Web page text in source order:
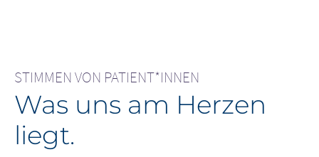
STIMMEN VON PATIENT*INNEN
Was uns am Herzen
liegt.